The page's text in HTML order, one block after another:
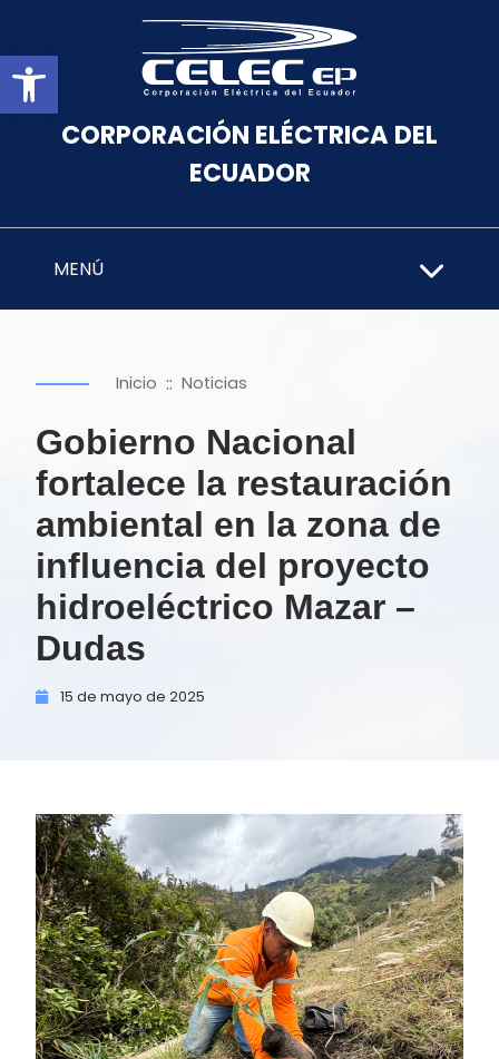
Abrir barra de herramientas
CORPORACIÓN ELÉCTRICA DEL
ECUADOR
MENÚ
Inicio :: Noticias
Gobierno Nacional
fortalece la restauración
ambiental en la zona de
influencia del proyecto
hidroeléctrico Mazar –
Dudas
15 de mayo de 2025